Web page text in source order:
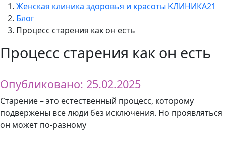
Женская клиника здоровья и красоты КЛИНИКА21
Блог
Процесс старения как он есть
Процесс старения как он есть
Опубликовано: 25.02.2025
Старение – это естественный процесс, которому
подвержены все люди без исключения. Но проявляться
он может по-разному